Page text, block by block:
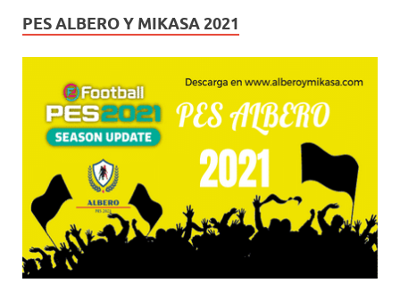
PES ALBERO Y MIKASA 2021